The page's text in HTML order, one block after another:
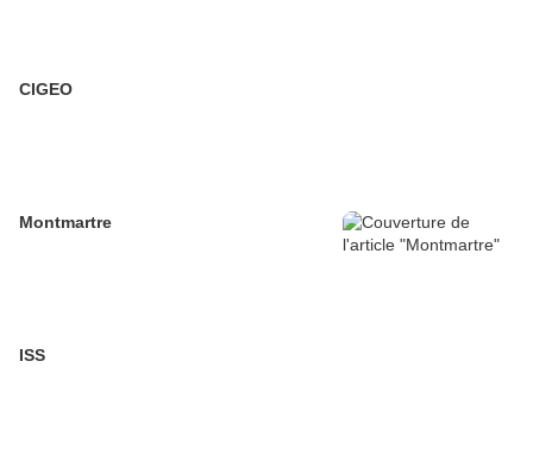
CIGEO
Montmartre
ISS